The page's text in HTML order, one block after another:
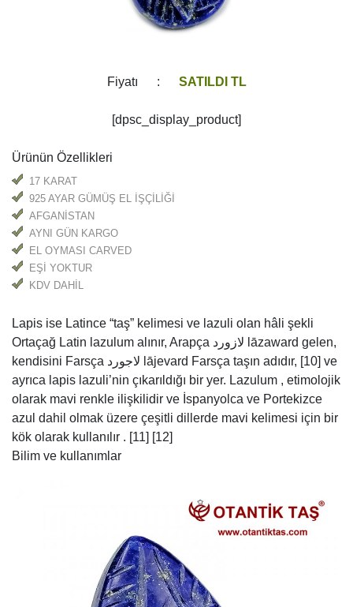
Fiyatı : SATILDI TL
[dpsc_display_product]
Ürünün Özellikleri
17 KARAT
925 AYAR GÜMÜŞ EL İŞÇİLİĞİ
ÜCRETSİZ
AFGANİSTAN
AYNI GÜN KARGO
EL OYMASI CARVED
EŞİ YOKTUR
KDV DAHİL
Lapis ise Latince “taş” kelimesi ve lazuli olan hâli şekli
Ortaçağ Latin lazulum alınır, Arapça لازورد lāzaward gelen,
kendisini Farsça لاجورد lājevard Farsça taşın adıdır, [10] ve
ayrıca lapis lazuli’nin çıkarıldığı bir yer. Lazulum , etimolojik
olarak mavi renkle ilişkilidir ve İspanyolca ve Portekizce
azul dahil olmak üzere çeşitli dillerde mavi kelimesi için bir
kök olarak kullanılır . [11] [12]
Bilim ve kullanımlar